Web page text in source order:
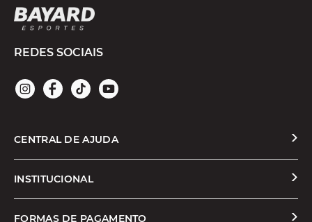
REDES SOCIAIS
CENTRAL DE AJUDA
Solicitar Troca ou Devolução
INSTITUCIONAL
Quem Somos
FORMAS DE PAGAMENTO